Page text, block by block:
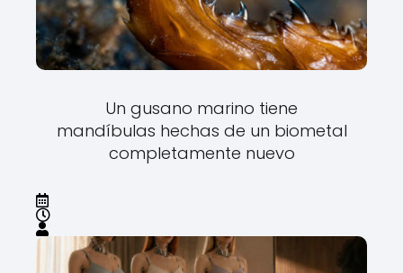
Un gusano marino tiene
mandíbulas hechas de un biometal
completamente nuevo